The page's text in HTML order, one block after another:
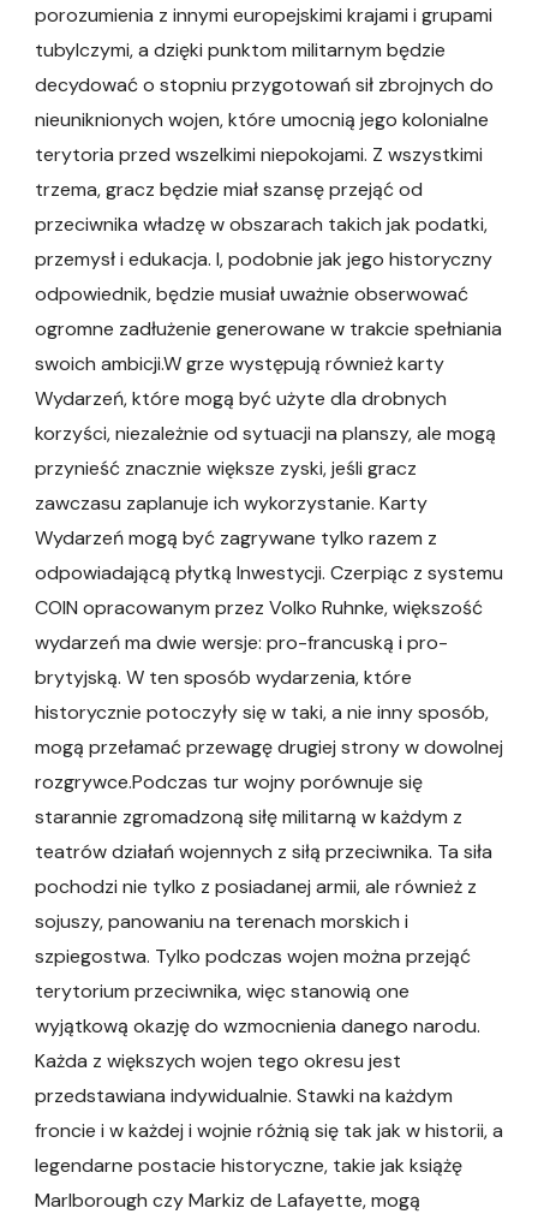
porozumienia z innymi europejskimi krajami i grupami
tubylczymi, a dzięki punktom militarnym będzie
decydować o stopniu przygotowań sił zbrojnych do
nieuniknionych wojen, które umocnią jego kolonialne
terytoria przed wszelkimi niepokojami. Z wszystkimi
trzema, gracz będzie miał szansę przejąć od
przeciwnika władzę w obszarach takich jak podatki,
przemysł i edukacja. I, podobnie jak jego historyczny
odpowiednik, będzie musiał uważnie obserwować
ogromne zadłużenie generowane w trakcie spełniania
swoich ambicji.W grze występują również karty
Wydarzeń, które mogą być użyte dla drobnych
korzyści, niezależnie od sytuacji na planszy, ale mogą
przynieść znacznie większe zyski, jeśli gracz
zawczasu zaplanuje ich wykorzystanie. Karty
Wydarzeń mogą być zagrywane tylko razem z
odpowiadającą płytką Inwestycji. Czerpiąc z systemu
COIN opracowanym przez Volko Ruhnke, większość
wydarzeń ma dwie wersje: pro-francuską i pro-
brytyjską. W ten sposób wydarzenia, które
historycznie potoczyły się w taki, a nie inny sposób,
mogą przełamać przewagę drugiej strony w dowolnej
rozgrywce.Podczas tur wojny porównuje się
starannie zgromadzoną siłę militarną w każdym z
teatrów działań wojennych z siłą przeciwnika. Ta siła
pochodzi nie tylko z posiadanej armii, ale również z
sojuszy, panowaniu na terenach morskich i
szpiegostwa. Tylko podczas wojen można przejąć
terytorium przeciwnika, więc stanowią one
wyjątkową okazję do wzmocnienia danego narodu.
Każda z większych wojen tego okresu jest
przedstawiana indywidualnie. Stawki na każdym
froncie i w każdej i wojnie różnią się tak jak w historii, a
legendarne postacie historyczne, takie jak książę
Marlborough czy Markiz de Lafayette, mogą